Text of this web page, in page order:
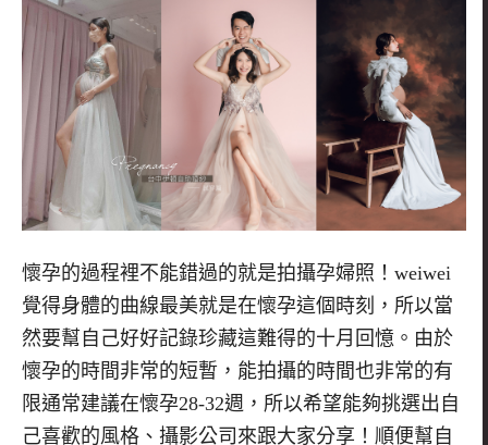
懷孕的過程裡不能錯過的就是拍攝孕婦照！weiwei
覺得身體的曲線最美就是在懷孕這個時刻，所以當
然要幫自己好好記錄珍藏這難得的十月回憶。由於
懷孕的時間非常的短暫，能拍攝的時間也非常的有
限通常建議在懷孕28-32週，所以希望能夠挑選出自
己喜歡的風格、攝影公司來跟大家分享！順便幫自